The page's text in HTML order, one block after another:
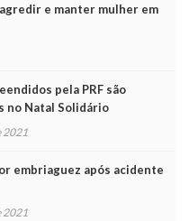
e manter mulher em
pela PRF são
no Natal Solidário
2021
embriaguez após acidente
2021